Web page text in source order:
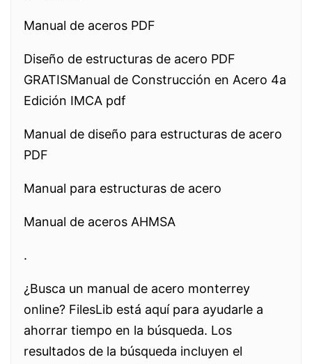
Manual de aceros PDF
Diseño de estructuras de acero PDF
GRATISManual de Construcción en Acero 4a
Edición IMCA pdf
Manual de diseño para estructuras de acero
PDF
Manual para estructuras de acero
Manual de aceros AHMSA
.
¿Busca un manual de acero monterrey
online? FilesLib está aquí para ayudarle a
ahorrar tiempo en la búsqueda. Los
resultados de la búsqueda incluyen el